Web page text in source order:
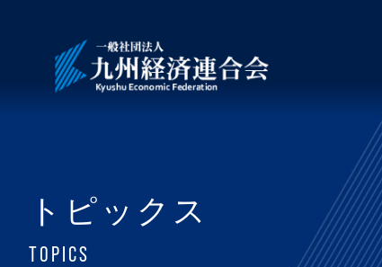
トピックス
TOPICS